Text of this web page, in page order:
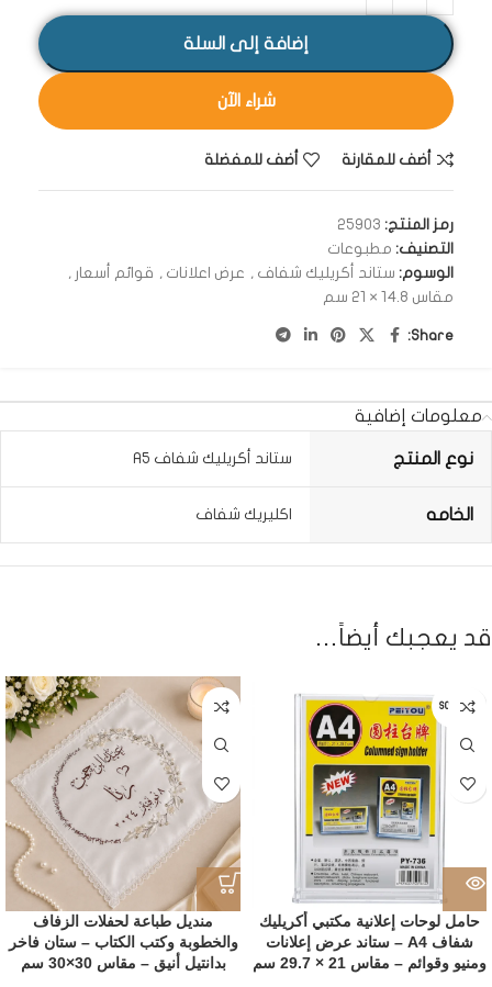
إضافة إلى السلة
شراء الآن
أضف للمقارنة أضف للمفضلة
رمز المنتج: 25903
التصنيف: مطبوعات
الوسوم: ستاند أكريليك شفاف , عرض اعلانات , قوائم أسعار ,
مقاس 14.8 × 21 سم
Share:
معلومات إضافية
نوع المنتج ستاند أكريليك شفاف A5
الخامه اكليريك شفاف
قد يعجبك أيضاً…
SOLD OUT
حامل لوحات إعلانية مكتبي أكريليك
شفاف A4 – ستاند عرض إعلانات
ومنيو وقوائم – مقاس 21 × 29.7 سم
منديل طباعة لحفلات الزفاف
والخطوبة وكتب الكتاب – ستان فاخر
بدانتيل أنيق – مقاس 30×30 سم